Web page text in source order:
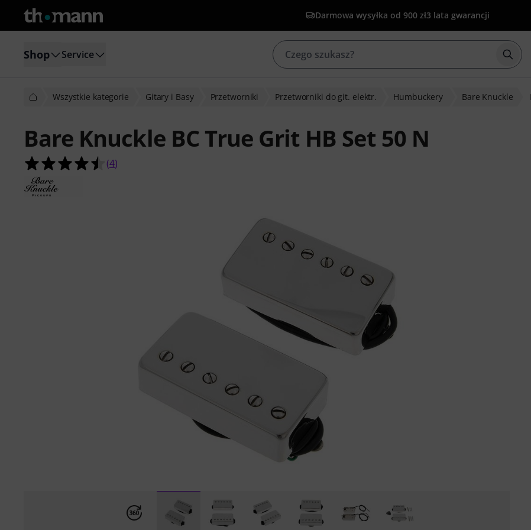
Darmowa wysyłka od 900 zł3 lata gwarancji
Shop Service
Wszystkie kategorie Gitary i Basy Przetworniki Przetworniki do git. elektr. Humbuckery Bare Knuckle
Bare Knuckle BC True Grit HB Set 50 N
4.5 na 5 gwiazdek z 4 ocen klientów
(4)